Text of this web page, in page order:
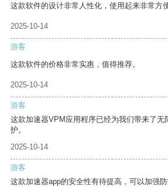
这款软件的设计非常人性化，使用起来非常方便
2025-10-14
游客
这款软件的价格非常实惠，值得推荐。
2025-10-14
游客
这款加速器VPM应用程序已经为我们带来了无
护。
2025-10-14
游客
这款加速器app的安全性有待提高，可以加强